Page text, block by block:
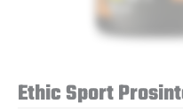
Ethic Sport